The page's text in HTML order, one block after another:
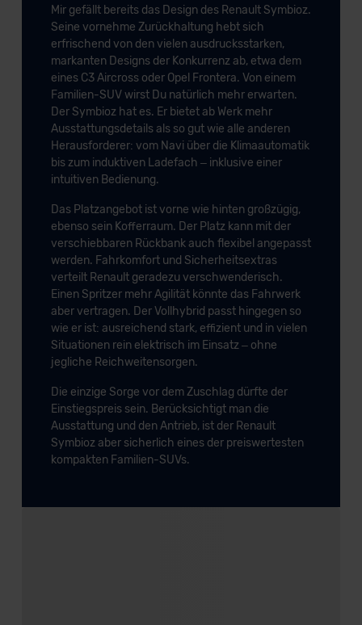
Mir gefällt bereits das Design des Renault Symbioz.
Seine vornehme Zurückhaltung hebt sich
erfrischend von den vielen ausdrucksstarken,
markanten Designs der Konkurrenz ab, etwa dem
eines C3 Aircross oder Opel Frontera. Von einem
Familien-SUV wirst Du natürlich mehr erwarten.
Der Symbioz hat es. Er bietet ab Werk mehr
Ausstattungsdetails als so gut wie alle anderen
Herausforderer: vom Navi über die Klimaautomatik
bis zum induktiven Ladefach – inklusive einer
intuitiven Bedienung.
Das Platzangebot ist vorne wie hinten großzügig,
ebenso sein Kofferraum. Der Platz kann mit der
verschiebbaren Rückbank auch flexibel angepasst
werden. Fahrkomfort und Sicherheitsextras
verteilt Renault geradezu verschwenderisch.
Einen Spritzer mehr Agilität könnte das Fahrwerk
aber vertragen. Der Vollhybrid passt hingegen so
wie er ist: ausreichend stark, effizient und in vielen
Situationen rein elektrisch im Einsatz – ohne
jegliche Reichweitensorgen.
Die einzige Sorge vor dem Zuschlag dürfte der
Einstiegspreis sein. Berücksichtigt man die
Ausstattung und den Antrieb, ist der Renault
Symbioz aber sicherlich eines der preiswertesten
kompakten Familien-SUVs.